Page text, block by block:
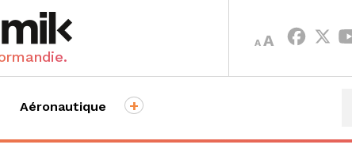
A
DECREASE
FONT
AINCREASE
SIZE.
Aéronautique +